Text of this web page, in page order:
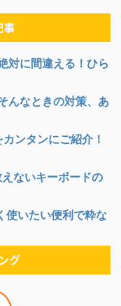
事
対に間違える！ひら
んなときの対策、あ
ンタンにご紹介！
ないキーボードの
使いたい便利で粋な
グ